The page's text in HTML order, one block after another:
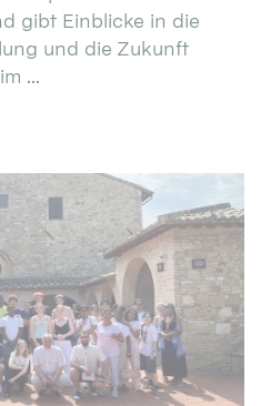
gibt Einblicke in die
und die Zukunft
...